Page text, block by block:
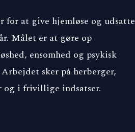
for at give hjemløse og udsatte
Målet er at gøre op
ensomhed og psykisk
sker på herberger,
og i frivillige indsatser.